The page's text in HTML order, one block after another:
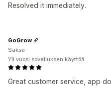
Resolved it immediately.
Great customer service, app
GoGrow
Saksa
Yli vuosi sovelluksen käyttöä